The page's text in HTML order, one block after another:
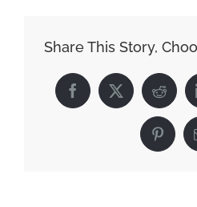
Share This Story,
Facebook
X Reddit